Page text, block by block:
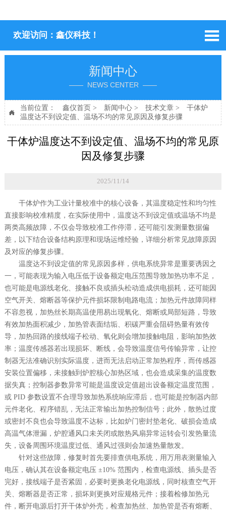
欢迎访问：鑫仪科技！ 
新闻中心
—— NEWS CENTER ——

当前位置： 鑫仪首页 > 新闻中心> 技术文章>
干体炉
温度达不到设定值、温场不均的常见原因及修复步骤
干体炉温度达不到设定值、温场不均的常见原
因及修复步骤
2025/11/14
干体炉作为工业计量校准中的核心设备，其温度稳定性和均匀性
直接影响校准精度，在实际使用中，温度达不到设定值或温场不均是
两类高频故障，不仅会导致校准工作停滞，还可能引发测量数据偏
差，以下结合设备结构原理和现场运维经验，详细分析常见故障原因
及对应的修复步骤。
温度达不到设定值的常见原因多样，供电系统异常是重要诱因之
一，可能表现为输入电压低于设备额定电压范围导致加热功率不足，
也可能是电源线老化、接触不良或插头松动造成供电损耗，还可能因
空气开关、熔断器等保护元件损坏限制电路电流；加热元件故障同样
不容忽视，加热丝长期高温使用易出现氧化、熔断或局部短路，导致
有效加热面积减少，加热管表面结垢、积碳严重会阻碍热量有效传
导，加热回路的接线端子松动、氧化则会增加接触电阻，影响加热效
率；温度传感器若出现损坏、断线，会导致温度信号传输异常，让控
制器无法准确识别实际温度，进而无法启动正常加热程序，而传感器
安装位置偏移，未接触到炉腔核心加热区域，也会造成采集的温度数
据失真；控制器参数异常可能是温度设定值超出设备额定温度范围，
或 PID 参数设置不合理导致加热系统响应滞后，也可能是控制器内部
元件老化、程序错乱，无法正常输出加热控制信号；此外，散热过度
或密封不良也会导致温度不达标，比如炉门密封垫老化、破损会造成
高温气体泄漏，炉腔通风口未关闭或散热风扇异常运转会引发热量流
失，设备周围环境温度过低、通风过强则会加速热量散发。
针对这些故障，修复时首先要排查供电系统，用万用表测量输入
电压，确认其在设备额定电压 ±10% 范围内，检查电源线、插头是否
完好，接线端子是否紧固，必要时更换老化电源线，同时核查空气开
关、熔断器是否正常，损坏则更换对应规格元件；接着检修加热元
件，断开电源后打开干体炉外壳，检查加热丝、加热管是否有熔断、